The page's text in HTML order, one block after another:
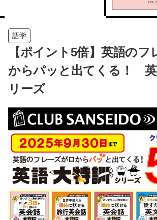
語学
【ポイント5倍】英語のフ
からパッと出てくる！ 英
リーズ